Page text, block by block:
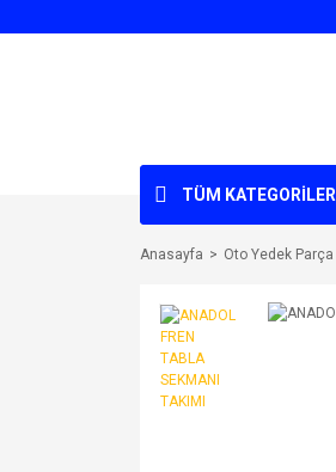
TÜM KATEGORİLER
Anasayfa Oto Yedek Parça